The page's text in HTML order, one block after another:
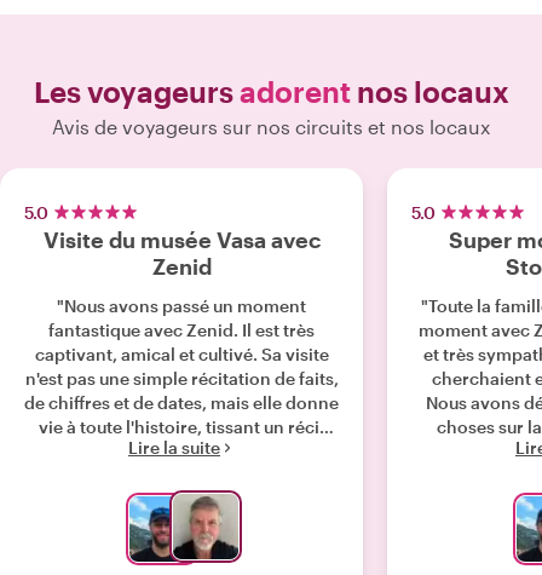
Les voyageursadorentnos locaux
Avis de voyageurs sur nos circuits et nos locaux
5.0
Visite du musée Vasa avec
Zenid
"Nous avons passé un moment
fantastique avec Zenid. Il est très
captivant, amical et cultivé. Sa visite
n'est pas une simple récitation de faits,
de chiffres et de dates, mais elle donne
vie à toute l'histoire, tissant un récit
fascinant sur le Vasa, les personnes
équipage et sa redécouverte. Je
recommande vivement Zenid pour
n'importe quelle visite."
Lire la suite
5.0
Super
"Toute la
moment avec
et très
cherchaient
Nous avons
choses sur